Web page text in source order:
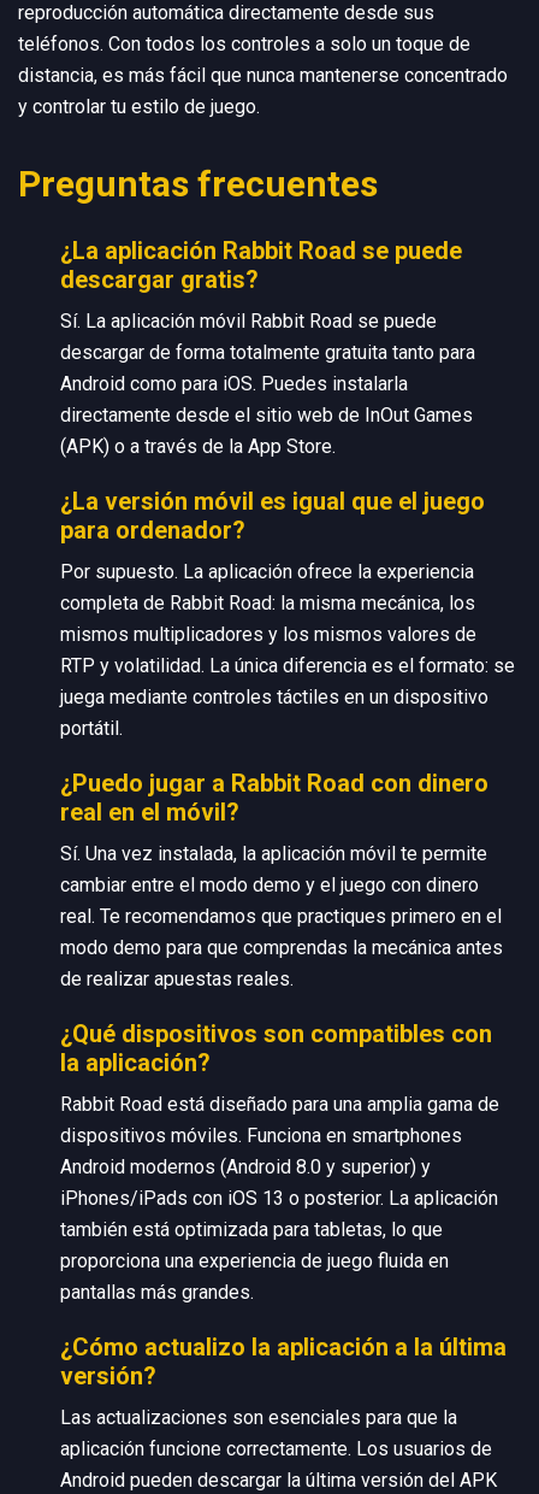
reproducción automática directamente desde sus
teléfonos. Con todos los controles a solo un toque de
distancia, es más fácil que nunca mantenerse concentrado
y controlar tu estilo de juego.
Preguntas frecuentes
¿La aplicación Rabbit Road se puede
descargar gratis?
Sí. La aplicación móvil Rabbit Road se puede
descargar de forma totalmente gratuita tanto para
Android como para iOS. Puedes instalarla
directamente desde el sitio web de InOut Games
(APK) o a través de la App Store.
¿La versión móvil es igual que el juego
para ordenador?
Por supuesto. La aplicación ofrece la experiencia
completa de Rabbit Road: la misma mecánica, los
mismos multiplicadores y los mismos valores de
RTP y volatilidad. La única diferencia es el formato: se
juega mediante controles táctiles en un dispositivo
portátil.
¿Puedo jugar a Rabbit Road con dinero
real en el móvil?
Sí. Una vez instalada, la aplicación móvil te permite
cambiar entre el modo demo y el juego con dinero
real. Te recomendamos que practiques primero en el
modo demo para que comprendas la mecánica antes
de realizar apuestas reales.
¿Qué dispositivos son compatibles con
la aplicación?
Rabbit Road está diseñado para una amplia gama de
dispositivos móviles. Funciona en smartphones
Android modernos (Android 8.0 y superior) y
iPhones/iPads con iOS 13 o posterior. La aplicación
también está optimizada para tabletas, lo que
proporciona una experiencia de juego fluida en
pantallas más grandes.
¿Cómo actualizo la aplicación a la última
versión?
Las actualizaciones son esenciales para que la
aplicación funcione correctamente. Los usuarios de
Android pueden descargar la última versión del APK